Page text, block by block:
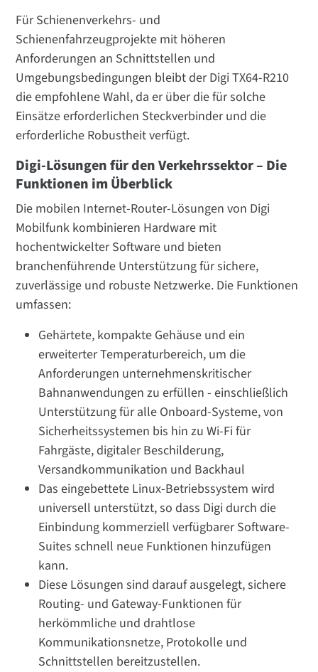
Für Schienenverkehrs- und
Schienenfahrzeugprojekte mit höheren
Anforderungen an Schnittstellen und
Umgebungsbedingungen bleibt der Digi TX64-R210
die empfohlene Wahl, da er über die für solche
Einsätze erforderlichen Steckverbinder und die
erforderliche Robustheit verfügt.
Digi-Lösungen für den Verkehrssektor – Die
Funktionen im Überblick
Die mobilen Internet-Router-Lösungen von Digi
Mobilfunk kombinieren Hardware mit
hochentwickelter Software und bieten
branchenführende Unterstützung für sichere,
zuverlässige und robuste Netzwerke. Die Funktionen
umfassen:
Gehärtete, kompakte Gehäuse und ein
erweiterter Temperaturbereich, um die
Anforderungen unternehmenskritischer
Bahnanwendungen zu erfüllen - einschließlich
Unterstützung für alle Onboard-Systeme, von
Sicherheitssystemen bis hin zu Wi-Fi für
Fahrgäste, digitaler Beschilderung,
Versandkommunikation und Backhaul
Das eingebettete Linux-Betriebssystem wird
universell unterstützt, so dass Digi durch die
Einbindung kommerziell verfügbarer Software-
Suites schnell neue Funktionen hinzufügen
kann.
Diese Lösungen sind darauf ausgelegt, sichere
Routing- und Gateway-Funktionen für
herkömmliche und drahtlose
Kommunikationsnetze, Protokolle und
Schnittstellen bereitzustellen.